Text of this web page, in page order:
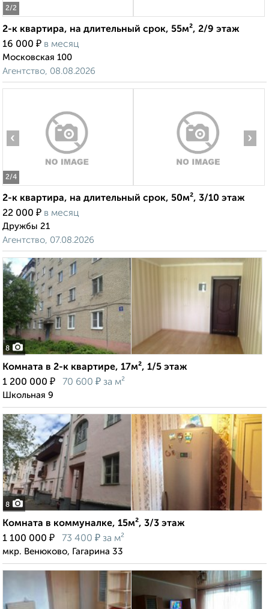
2/2
2-к квартира, на длительный срок, 55м², 2/9 этаж
16 000 ₽ в месяц
Московская 100
Агентство, 08.08.2026
2/4
‹ ›
2-к квартира, на длительный срок, 50м², 3/10 этаж
22 000 ₽ в месяц
Дружбы 21
Агентство, 07.08.2026
8
Комната в 2-к квартире, 17м², 1/5 этаж
1 200 000 ₽ 70 600 ₽ за м²
Школьная 9
8
Комната в коммуналке, 15м², 3/3 этаж
1 100 000 ₽ 73 400 ₽ за м²
мкр. Венюково, Гагарина 33